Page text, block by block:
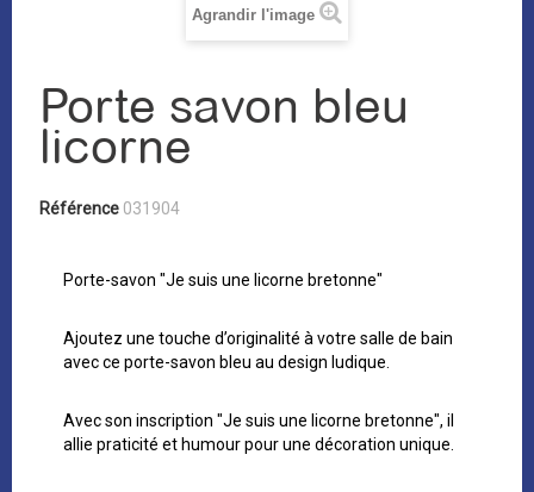
Agrandir l'image
Porte savon bleu
licorne
Référence 031904
Porte-savon "Je suis une licorne bretonne"
Ajoutez une touche d’originalité à votre salle de bain
avec ce porte-savon bleu au design ludique.
Avec son inscription "Je suis une licorne bretonne", il
allie praticité et humour pour une décoration unique.